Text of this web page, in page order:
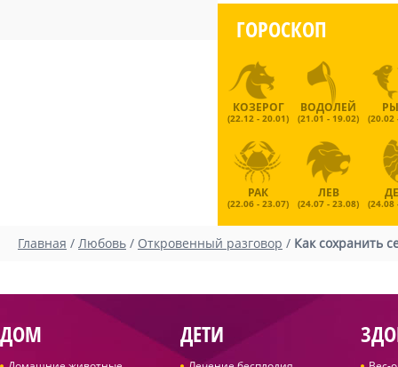
ГОРОСКОП
КОЗЕРОГ
(22.12 - 20.01)
ВОДОЛЕЙ
(21.01 - 19.02) (20.02
РАК
(22.06 - 23.07)
ЛЕВ
(24.07 - 23.08) (24.08
Главная / Любовь / Откровенный разговор / Как сохранить
ДОМ ДЕТИ